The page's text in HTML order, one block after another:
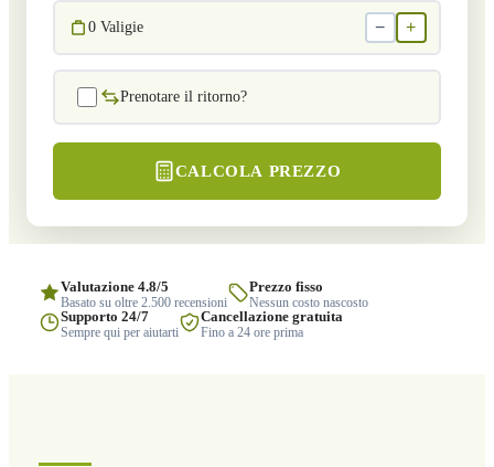
0 Valigie − +
Prenotare il ritorno?
CALCOLA PREZZO
Valutazione 4.8/5
Basato su oltre 2.500 recensioni
Prezzo fisso
Nessun costo nascosto
Supporto 24/7
Sempre qui per aiutarti
Cancellazione gratuita
Fino a 24 ore prima